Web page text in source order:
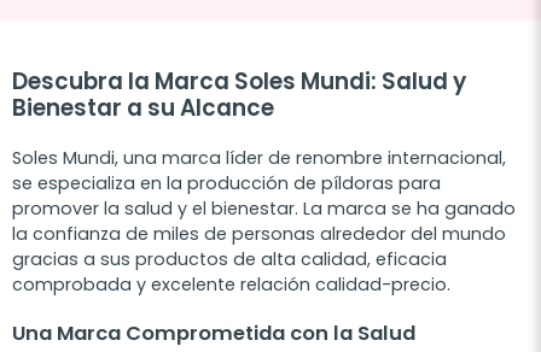
Descubra la Marca Soles Mundi: Salud y
Bienestar a su Alcance
Soles Mundi, una marca líder de renombre internacional,
se especializa en la producción de píldoras para
promover la salud y el bienestar. La marca se ha ganado
la confianza de miles de personas alrededor del mundo
gracias a sus productos de alta calidad, eficacia
comprobada y excelente relación calidad-precio.
Una Marca Comprometida con la Salud